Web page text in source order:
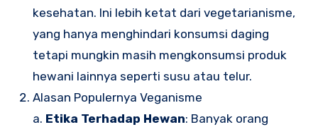
kesehatan. Ini lebih ketat dari vegetarianisme,
yang hanya menghindari konsumsi daging
tetapi mungkin masih mengkonsumsi produk
hewani lainnya seperti susu atau telur.
Alasan Populernya Veganisme
a. Etika Terhadap Hewan: Banyak orang